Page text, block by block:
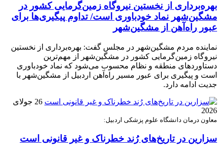
بهره‌برداری از نخستین نیروگاه زمین‌گرمایی کشور در
مشگین‌شهر نماد خودباوری است/ تداوم پیگیری‌ها برای
عبور راه‌آهن از مشگین‌شهر
نماینده مردم مشگین‌شهر در مجلس گفت: بهره‌برداری از نخستین
نیروگاه زمین‌گرمایی کشور در مشگین‌شهر از مهم‌ترین
دستاوردهای منطقه و نظام محسوب می‌شود که نماد خودباوری
است و پیگیری برای عبور مسیر راه‌آهن اردبیل از مشگین‌شهر با
جدیت ادامه دارد.
26 جولای
2026
معاون درمان دانشگاه علوم پزشکی اردبیل:
سزارین در تاریخ‌های رُند خطرناک و غیر قانونی است